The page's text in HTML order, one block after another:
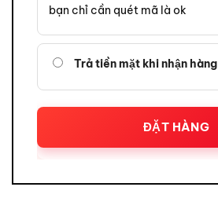
bạn chỉ cần quét mã là ok
Trả tiền mặt khi nhận hàng
ĐẶT HÀNG